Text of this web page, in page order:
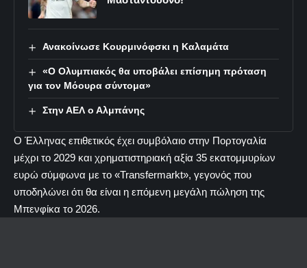
Ανακοίνωσε Κουρμινόφσκι η Καλαμάτα
«Ο Ολυμπιακός θα υποβάλει επίσημη πρόταση
για τον Μόουρα σύντομα»
Στην ΑΕΛ ο Αλμπάνης
Ο Έλληνας επιθετικός έχει συμβόλαιο στην Πορτογαλία
μέχρι το 2029 και χρηματιστηριακή αξία 35 εκατομμυρίων
ευρώ σύμφωνα με το «Transfermarkt», γεγονός που
υποδηλώνει ότι θα είναι η επόμενη μεγάλη πώληση της
Μπενφίκα το 2026.